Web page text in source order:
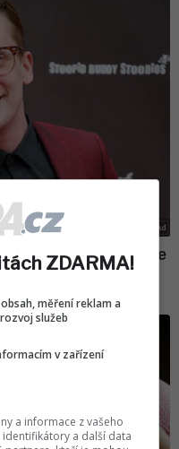
ZDARMA!
měření reklam a
služeb
v zařízení
a informace z vašeho
a další data